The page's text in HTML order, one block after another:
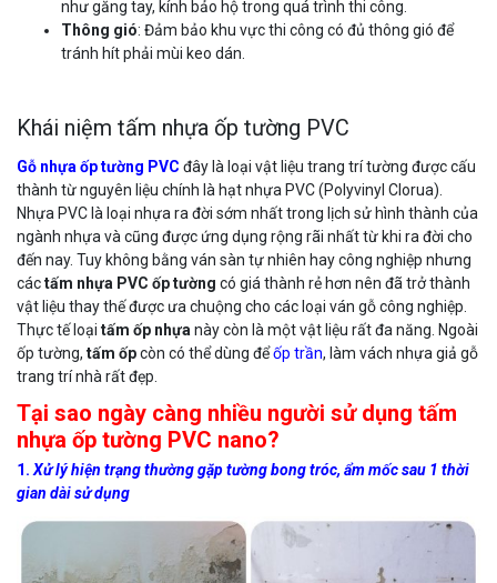
như găng tay, kính bảo hộ trong quá trình thi công.
Thông gió: Đảm bảo khu vực thi công có đủ thông gió để
tránh hít phải mùi keo dán.
Khái niệm tấm nhựa ốp tường PVC
Gỗ nhựa ốp tường PVC đây là loại vật liệu trang trí tường được cấu
thành từ nguyên liệu chính là hạt nhựa PVC (Polyvinyl Clorua).
Nhựa PVC là loại nhựa ra đời sớm nhất trong lịch sử hình thành của
ngành nhựa và cũng được ứng dụng rộng rãi nhất từ khi ra đời cho
đến nay. Tuy không bằng ván sàn tự nhiên hay công nghiệp nhưng
cáctấm nhựa PVC ốp tường có giá thành rẻ hơn nên đã trở thành
vật liệu thay thế được ưa chuộng cho các loại ván gỗ công nghiệp.
Thực tế loại tấm ốp nhựa này còn là một vật liệu rất đa năng. Ngoài
ốp tường, tấm ốpcòn có thể dùng đểốp trần, làm vách nhựa giả gỗ
trang trí nhà rất đẹp.
Tại sao ngày càng nhiều người sử dụng tấm
nhựa ốp tường PVC nano?
1. Xử lý hiện trạng thường gặp tường bong tróc, ẩm mốc sau 1 thời
gian dài sử dụng